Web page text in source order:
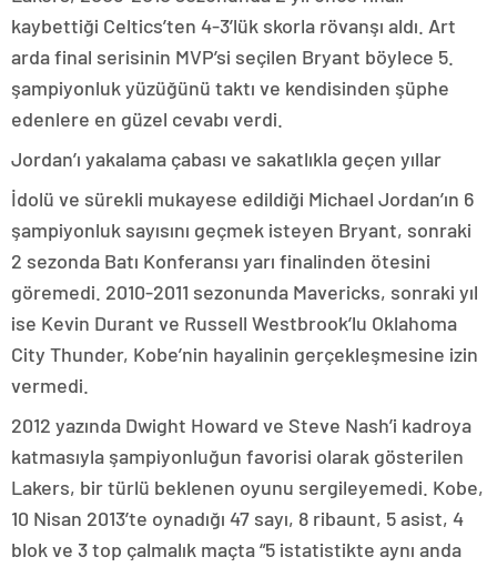
kaybettiği Celtics’ten 4-3’lük skorla rövanşı aldı. Art
arda final serisinin MVP’si seçilen Bryant böylece 5.
şampiyonluk yüzüğünü taktı ve kendisinden şüphe
edenlere en güzel cevabı verdi.
Jordan’ı yakalama çabası ve sakatlıkla geçen yıllar
İdolü ve sürekli mukayese edildiği Michael Jordan’ın 6
şampiyonluk sayısını geçmek isteyen Bryant, sonraki
2 sezonda Batı Konferansı yarı finalinden ötesini
göremedi. 2010-2011 sezonunda Mavericks, sonraki yıl
ise Kevin Durant ve Russell Westbrook’lu Oklahoma
City Thunder, Kobe’nin hayalinin gerçekleşmesine izin
vermedi.
2012 yazında Dwight Howard ve Steve Nash’i kadroya
katmasıyla şampiyonluğun favorisi olarak gösterilen
Lakers, bir türlü beklenen oyunu sergileyemedi. Kobe,
10 Nisan 2013’te oynadığı 47 sayı, 8 ribaunt, 5 asist, 4
blok ve 3 top çalmalık maçta “5 istatistikte aynı anda